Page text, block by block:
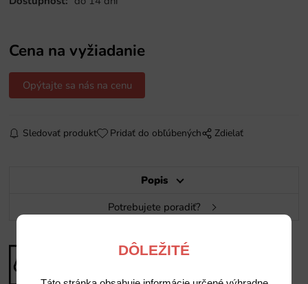
DÔLEŽITÉ
Cena na vyžiadanie
Opýtajte sa nás na cenu
Sledovať produkt Pridať do obľúbených Zdielať
Popis
Potrebujete poradiť?